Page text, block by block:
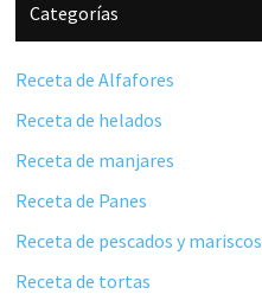
Categorías
Receta de Alfafores
Receta de helados
Receta de manjares
Receta de Panes
Receta de pescados y mariscos
Receta de tortas